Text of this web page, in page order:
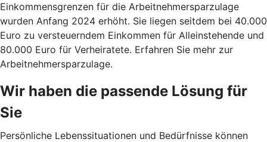
Einkommensgrenzen für die Arbeitnehmersparzulage
wurden Anfang 2024 erhöht. Sie liegen seitdem bei 40.000
Euro zu versteuerndem Einkommen für Alleinstehende und
80.000 Euro für Verheiratete. Erfahren Sie mehr zur
Arbeitnehmersparzulage.
Wir haben die passende Lösung für
Sie
Persönliche Lebenssituationen und Bedürfnisse können